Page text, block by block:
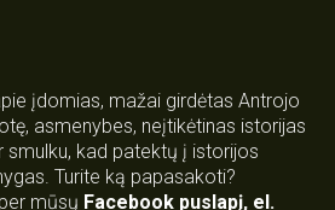
įdomias, mažai girdėtas Antrojo
asmenybes, neįtikėtinas istorijas
smulku, kad patektų į istorijos
Turite ką papasakoti?
mūsų Facebook puslapį, el.